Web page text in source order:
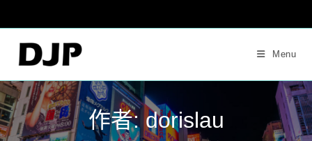
content
Menu
作者:dorislau